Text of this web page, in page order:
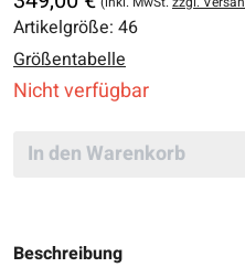
Artikelgröße: 46
Größentabelle
Nicht verfügbar
In den Warenkorb
Beschreibung